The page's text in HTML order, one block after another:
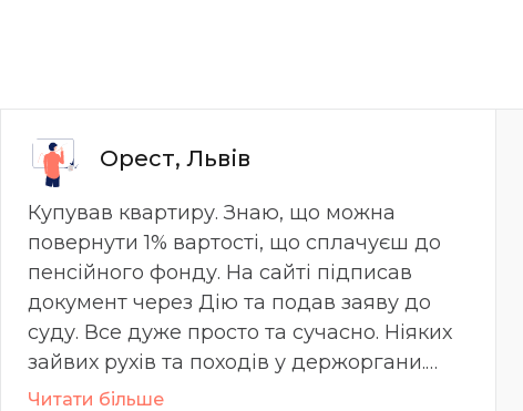
Орест, Львів
Купував квартиру. Знаю, що можна
повернути 1% вартості, що сплачуєш до
пенсійного фонду. На сайті підписав
документ через Дію та подав заяву до
суду. Все дуже просто та сучасно. Ніяких
зайвих рухів та походів у держоргани.
Молодці! Рекомендую 💪
Читати більше